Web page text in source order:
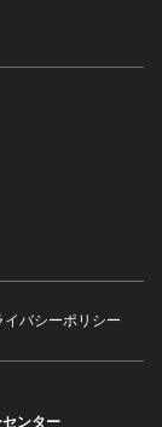
イバシーポリシー
ンター